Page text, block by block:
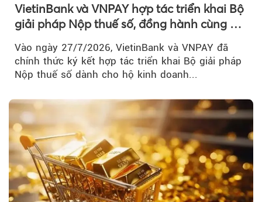
VietinBank và VNPAY hợp tác triển khai Bộ
giải pháp Nộp thuế số, đồng hành cùng hộ
Vào ngày 27/7/2026, VietinBank và VNPAY đã
chính thức ký kết hợp tác triển khai Bộ giải pháp
Nộp thuế số dành cho hộ kinh doanh...